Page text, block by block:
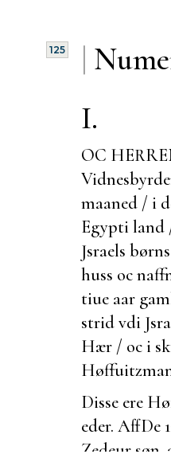
|
125
I.
OC
maaned / i
Egypti land
Jsraels
huss oc
tiue aar
strid vdi
Hær / oc i
Disse ere
eder. AffDe
Zedeur søn.